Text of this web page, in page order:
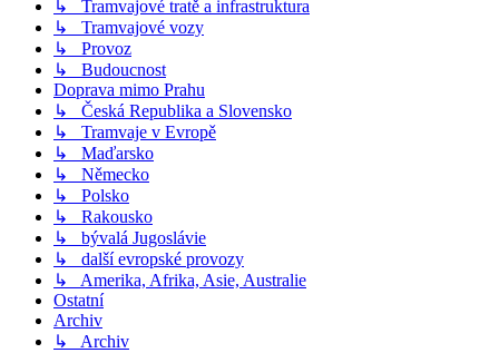
↳ Tramvajové tratě a infrastruktura
↳ Tramvajové vozy
↳ Provoz
↳ Budoucnost
Doprava mimo Prahu
↳ Česká Republika a Slovensko
↳ Tramvaje v Evropě
↳ Maďarsko
↳ Německo
↳ Polsko
↳ Rakousko
↳ bývalá Jugoslávie
↳ další evropské provozy
↳ Amerika, Afrika, Asie, Australie
Ostatní
Archiv
↳ Archiv